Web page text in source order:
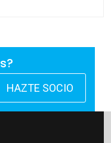
HAZTE SOCIO